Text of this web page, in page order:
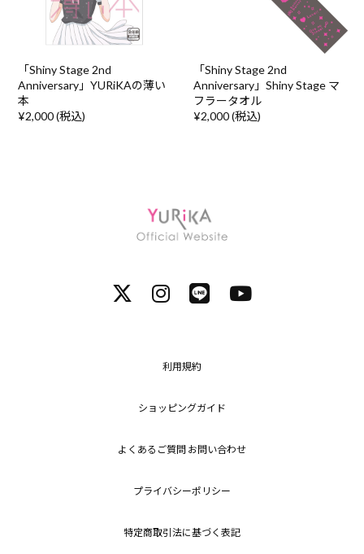
「Shiny Stage 2nd
Anniversary」YURiKAの薄い
本
¥2,000 (税込)
「Shiny Stage 2nd
Anniversary」Shiny Stage マ
フラータオル
¥2,000 (税込)
利用規約
ショッピングガイド
よくあるご質問 お問い合わせ
プライバシーポリシー
特定商取引法に基づく表記